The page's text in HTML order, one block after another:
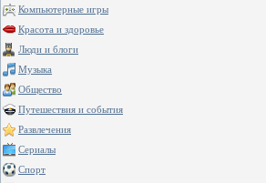
Компьютерные игры
Красота и здоровье
Люди и блоги
Музыка
Общество
Путешествия и события
Развлечения
Сериалы
Спорт